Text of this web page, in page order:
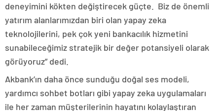
deneyimini kökten değiştirecek güçte. Biz de önemli
yatırım alanlarımızdan biri olan yapay zeka
teknolojilerini, pek çok yeni bankacılık hizmetini
sunabileceğimiz stratejik bir değer potansiyeli olarak
görüyoruz” dedi.
Akbank’ın daha önce sunduğu doğal ses modeli,
yardımcı sohbet botları gibi yapay zeka uygulamaları
ile her zaman müşterilerinin hayatını kolaylaştıran